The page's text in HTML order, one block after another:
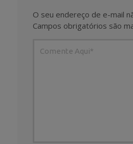
O seu endereço de e-mail
Campos obrigatórios são